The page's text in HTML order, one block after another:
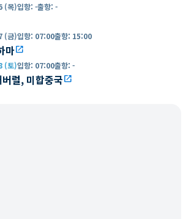
(목)입항: -출항: -
(금)입항: 07:00출항: 15:00
마open_in_new
(토)입항: 07:00출항: -
럴, 미합중국open_in_new